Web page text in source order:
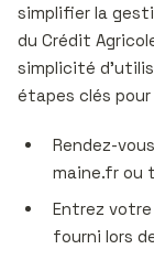
simplifier la
du Crédit
simplicité
étapes clés
Rendez-
maine.fr ou
Entrez
fourni lors